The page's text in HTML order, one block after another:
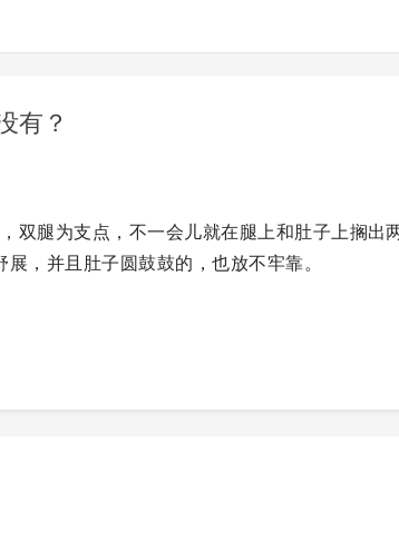
有？
双腿为支点，不一会儿就在腿上和肚子上搁出
，并且肚子圆鼓鼓的，也放不牢靠。